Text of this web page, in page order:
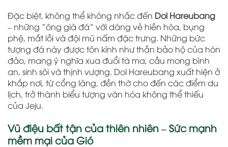
Đặc biệt, không thể không nhắc đến Dol Hareubang
– những “ông già đá” với dáng vẻ hiền hòa, bụng
phệ, mắt lồi và đội mũ nấm đặc trưng. Những bức
tượng đá này được tôn kính như thần bảo hộ của hòn
đảo, mang ý nghĩa xua đuổi tà ma, cầu mong bình
an, sinh sôi và thịnh vượng. Dol Hareubang xuất hiện ở
khắp nơi, từ cổng làng, đền thờ cho đến các điểm du
lịch, trở thành biểu tượng văn hóa không thể thiếu
của Jeju.
Vũ điệu bất tận của thiên nhiên – Sức mạnh
mềm mại của Gió